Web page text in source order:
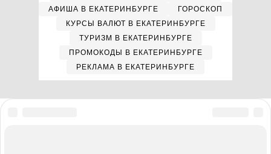
АФИША В ЕКАТЕРИНБУРГЕ
ГОРОСКОП
КУРСЫ ВАЛЮТ В ЕКАТЕРИНБУРГЕ
ТУРИЗМ В ЕКАТЕРИНБУРГЕ
ПРОМОКОДЫ В ЕКАТЕРИНБУРГЕ
РЕКЛАМА В ЕКАТЕРИНБУРГЕ